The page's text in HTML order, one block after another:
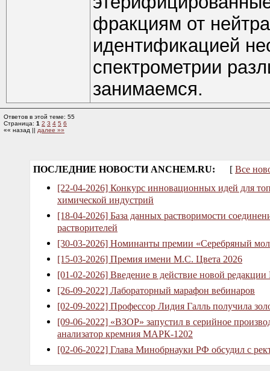
фракциям от
идентификацией
спектрометрии
занимаемся.
Ответов в этой теме: 55
Страница: 1 2 3 4 5 6
«« назад || далее »»
ПОСЛЕДНИЕ НОВОСТИ ANCHEM.RU: [ Все
[22-04-2026] Конкурс инновационных идей для
химической индустрий
[18-04-2026] База данных растворимости
растворителей
[30-03-2026] Номинанты премии «Серебряный
[15-03-2026] Премия имени М.С. Цвета 2026
[01-02-2026] Введение в действие новой
[26-09-2022] Лабораторный марафон вебинаров
[02-09-2022] Профессор Лидия Галль получила
[09-06-2022] «ВЗОР» запустил в серийное
анализатор кремния МАРК-1202
[02-06-2022] Глава Минобрнауки РФ обсудил с